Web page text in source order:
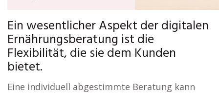
Ein wesentlicher Aspekt der digitalen
Ernährungsberatung ist die
Flexibilität, die sie dem Kunden
bietet.
Eine individuell abgestimmte Beratung kann